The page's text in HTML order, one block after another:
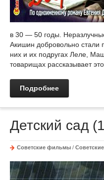
в 30 — 50 годы.
Акишин добровольно
них и их подругах Леле,
товарищах рассказывает
Подробнее
Детский сад
Советские фильмы /